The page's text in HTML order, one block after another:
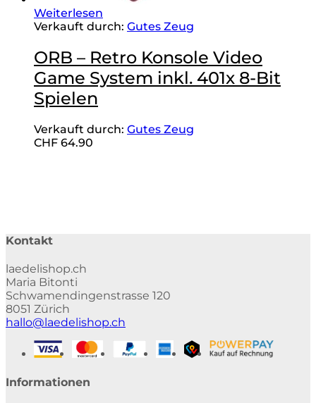
Weiterlesen
Verkauft durch: Gutes Zeug
ORB – Retro Konsole Video
Game System inkl. 401x 8-Bit
Spielen
Verkauft durch: Gutes Zeug
CHF 64.90
Kontakt
laedelishop.ch
Maria Bitonti
Schwamendingenstrasse 120
8051 Zürich
hallo@laedelishop.ch
Informationen